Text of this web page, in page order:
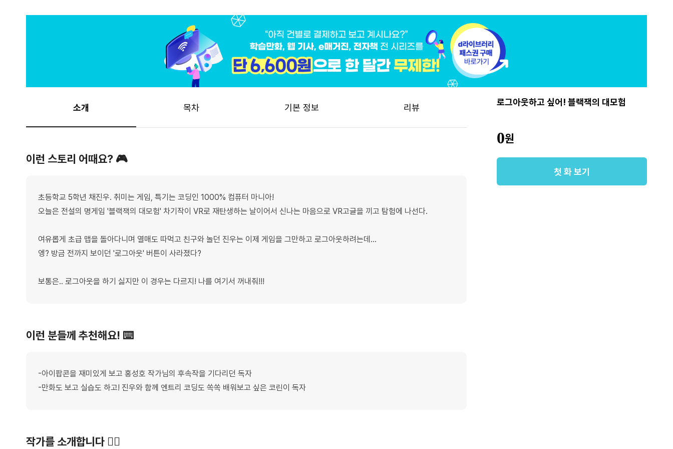
소개 목차 기본 정보 리뷰
이런 스토리 어때요? 🎮
초등학교 5학년 채진우. 취미는 게임, 특기는 코딩인 1000% 컴퓨터 마니아!
오늘은 전설의 명게임 '블랙잭의 대모험' 차기작이 VR로 재탄생하는 날이어서 신나는 마음으로 VR고글을 끼고 탐험에 나선다.
여유롭게 초급 맵을 돌아다니며 열매도 따먹고 친구와 놀던 진우는 이제 게임을 그만하고 로그아웃하려는데...
엥? 방금 전까지 보이던 '로그아웃' 버튼이 사라졌다?
보통은.. 로그아웃을 하기 싫지만 이 경우는 다르지! 나를 여기서 꺼내줘!!!
이런 분들께 추천해요! ⌨️
-아이팝콘을 재미있게 보고 홍성호 작가님의 후속작을 기다리던 독자
-만화도 보고 실습도 하고! 진우와 함께 엔트리 코딩도 쏙쏙 배워보고 싶은 코린이 독자
작가를 소개합니다 ✍🏻
로그아웃하고 싶어! 블랙잭의 대모험
0원
첫 화 보기